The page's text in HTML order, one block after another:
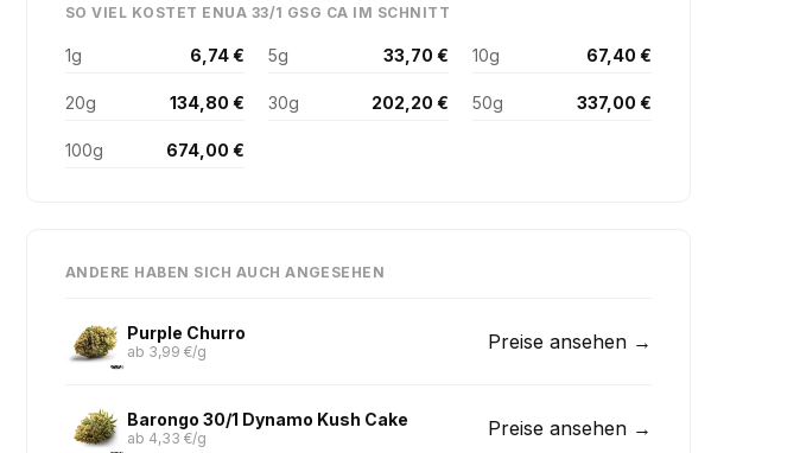
SO VIEL KOSTET ENUA 33/1 GSG CA IM SCHNITT
1g 6,74 € 5g 33,70 € 10g 67,40 €
20g 134,80 € 30g 202,20 € 50g 337,00 €
100g 674,00 €
ANDERE HABEN SICH AUCH ANGESEHEN
Purple Churro
ab 3,99 €/g Preise ansehen →
Barongo 30/1 Dynamo Kush Cake
ab 4,33 €/g Preise ansehen →